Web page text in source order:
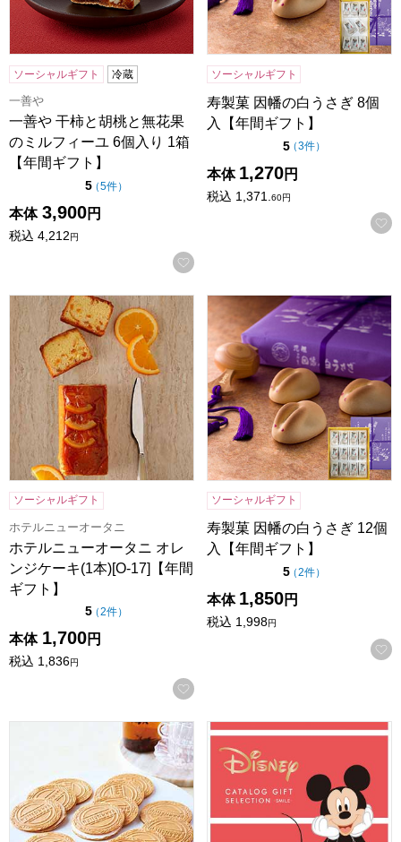
ソーシャルギフト 冷蔵
一善や
一善や 干柿と胡桃と無花果
のミルフィーユ 6個入り 1箱
【年間ギフト】
5点（5点満点中）
（5件の評価
）
本体 3,900円
税込 4,212円
お気に入りに登録する
ソーシャルギフト
寿製菓 因幡の白うさぎ 8個
入【年間ギフト】
5点（5点満点中）
（3件の評価
）
本体 1,270円
税込 1,371. 60円
ホテルニューオータニ オレンジケーキ(1本)[O-17]【年間ギフ
ソーシャルギフト
ホテルニューオータニ
ホテルニューオータニ オレ
ンジケーキ(1本)[O-17]【年間
ギフト】
5点（5点満点中）
（2件の評価
）
本体 1,700円
税込 1,836円
お気に入りに登録する
寿製菓 因幡の白うさぎ 12個
ソーシャルギフト
寿製菓 因幡の白うさぎ 12個
入【年間ギフト】
5点（5点満点中）
（2件の評価
）
本体 1,850円
税込 1,998円
東京風月堂 ゴーフレット(48枚入)【年間ギフト】
ディズニーカタログギフト